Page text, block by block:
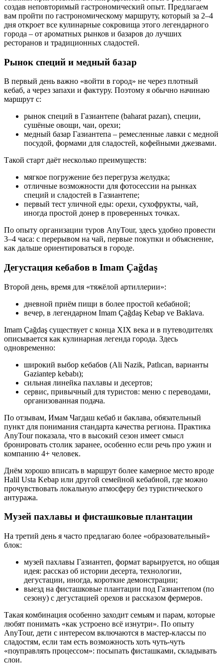
создав неповторимый гастрономический опыт. Предлагаем
вам пройти по гастрономическому маршруту, который за 2–4
дня откроет все кулинарные сокровища этого легендарного
города – от ароматных рынков и базаров до лучших
ресторанов и традиционных сладостей.
Рынок специй и медный базар
В первый день важно «войти в город» не через плотный
кебаб, а через запахи и фактуру. Поэтому я обычно начинаю
маршрут с:
рынок специй в Газиантепе (baharat pazarı), специи,
сушёные овощи, чаи, орехи;
медный базар Газиантепа – ремесленные лавки с медной
посудой, формами для сладостей, кофейными джезвами.
Такой старт даёт несколько преимуществ:
мягкое погружение без перегруза желудка;
отличные возможности для фотосессии на рынках
специй и сладостей в Газиантепе;
первый тест уличной еды: орехи, сухофрукты, чай,
иногда простой донер в проверенных точках.
По опыту организации туров AnyTour, здесь удобно провести
3–4 часа: с перерывом на чай, первые покупки и объяснение,
как дальше ориентироваться в городе.
Дегустация кебабов в Imam Çağdaş
Второй день, время для «тяжёлой артиллерии»:
дневной приём пищи в более простой кебабной;
вечер, в легендарном Imam Çağdaş Kebap ve Baklava.
Imam Çağdaş существует с конца XIX века и в путеводителях
описывается как кулинарная легенда города. Здесь
одновременно:
широкий выбор кебабов (Ali Nazik, Patlıcan, варианты
Gaziantep kebabı);
сильная линейка пахлавы и десертов;
сервис, привычный для туристов: меню с переводами,
организованная подача.
По отзывам, Имам Чагдаш кебаб и баклава, обязательный
пункт для понимания стандарта качества региона. Практика
AnyTour показала, что в высокий сезон имеет смысл
бронировать столик заранее, особенно если речь про ужин и
компанию 4+ человек.
Днём хорошо вписать в маршрут более камерное место вроде
Halil Usta Kebap или другой семейной кебабной, где можно
прочувствовать локальную атмосферу без туристического
антуража.
Музей пахлавы и фисташковые плантации
На третий день я часто предлагаю более «образовательный»
блок:
музей пахлавы Газиантеп, формат варьируется, но общая
идея: рассказ об истории десерта, технологии,
дегустации, иногда, короткие демонстрации;
выезд на фисташковые плантации под Газиантепом (по
сезону) с дегустацией орехов и рассказом фермеров.
Такая комбинация особенно заходит семьям и парам, которые
любят понимать «как устроено всё изнутри». По опыту
AnyTour, дети с интересом включаются в мастер‑классы по
сладостям, если там есть возможность хоть чуть‑чуть
«поуправлять процессом»: посыпать фисташками, складывать
слои.